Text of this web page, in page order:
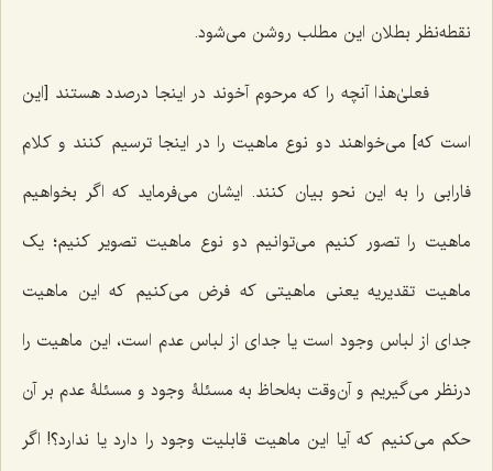
نقطه‌نظر بطلان این مطلب روشن می‌شود.
فعلیٰ‌هذا آنچه را که مرحوم آخوند در اینجا درصدد هستند [این
است که] می‌خواهند دو نوع ماهیت را در اینجا ترسیم کنند و کلام
فارابی را به این نحو بیان کنند. ایشان می‌فرماید که اگر بخواهیم
ماهیت را تصور کنیم می‌توانیم دو نوع ماهیت تصویر کنیم؛ یک
ماهیت تقدیریه یعنی ماهیتی که فرض می‌کنیم که این ماهیت
جدای از لباس وجود است یا جدای از لباس عدم است، این ماهیت را
درنظر می‌گیریم و آن‌وقت به‌لحاظ به مسئلۀ وجود و مسئلۀ عدم بر آن
حکم می‌کنیم که آیا این ماهیت قابلیت وجود را دارد یا ندارد؟! اگر